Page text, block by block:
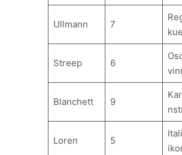
Ullmann 7
Streep 6
Blanchett 9
Loren 5